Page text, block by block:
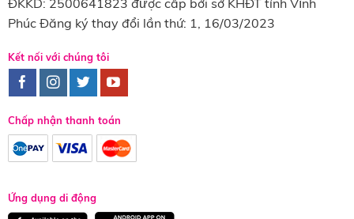
ĐKKD: 2500641823 được cấp bởi sở KHĐT tỉnh Vĩnh
Phúc Đăng ký thay đổi lần thứ: 1, 16/03/2023
Kết nối với chúng tôi
Chấp nhận thanh toán
Ứng dụng di động